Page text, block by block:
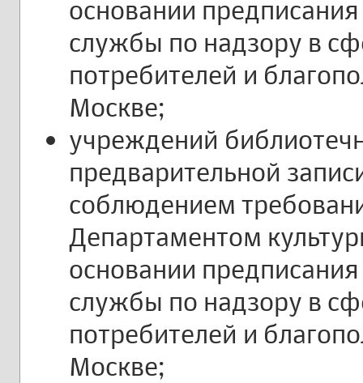
основании
службы по надзору в
потребителей и
Москве;
учреждений
предварительной
соблюдением
Департаментом
основании
службы по надзору в
потребителей и
Москве;